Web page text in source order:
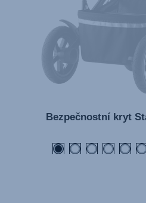
Bezpečnostní kryt